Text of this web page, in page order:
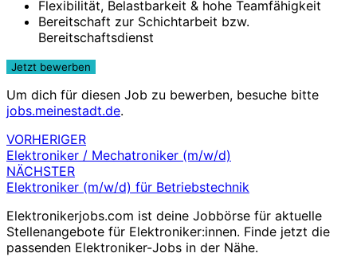
Flexibilität, Belastbarkeit & hohe Teamfähigkeit
Bereitschaft zur Schichtarbeit bzw.
Bereitschaftsdienst
Um dich für diesen Job zu bewerben, besuche bitte
jobs.meinestadt.de.
Beitragsnavigation
VORHERIGER
Elektroniker / Mechatroniker (m/w/d)
NÄCHSTER
Elektroniker (m/w/d) für Betriebstechnik
Elektronikerjobs.com ist deine Jobbörse für aktuelle
Stellenangebote für Elektroniker:innen. Finde jetzt die
passenden Elektroniker-Jobs in der Nähe.